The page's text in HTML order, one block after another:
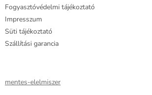
Fogyasztóvédelmi tájékoztató
Impresszum
Süti tájékoztató
Szállítási garancia
mentes-elelmiszer